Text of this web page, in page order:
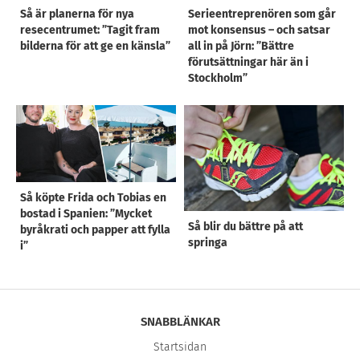
Så är planerna för nya
resecentrumet: ”Tagit fram
bilderna för att ge en känsla”
Serieentreprenören som går
mot konsensus – och satsar
all in på Jörn: ”Bättre
förutsättningar här än i
Stockholm”
Så köpte Frida och Tobias en
bostad i Spanien: ”Mycket
byråkrati och papper att fylla
i”
Så blir du bättre på att
springa
SNABBLÄNKAR
Startsidan